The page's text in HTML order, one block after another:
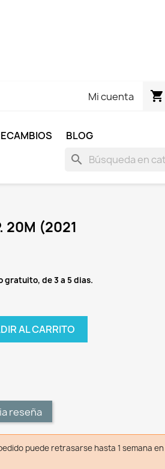
Mi cuenta shopping_cart
BLOG
search
20M (2021
gratuito, de 3 a 5 dias.
AL CARRITO
reseña
puede retrasarse hasta 1 semana